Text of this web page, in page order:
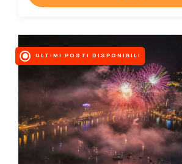
ULTIMI POSTI DISPONIBILI